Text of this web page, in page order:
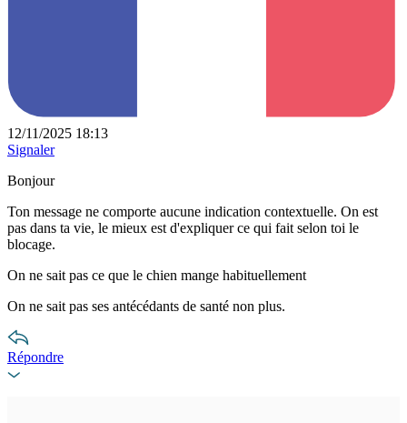
12/11/2025 18:13
Signaler
Bonjour
Ton message ne comporte aucune indication contextuelle. On est
pas dans ta vie, le mieux est d'expliquer ce qui fait selon toi le
blocage.
On ne sait pas ce que le chien mange habituellement
On ne sait pas ses antécédants de santé non plus.
Répondre